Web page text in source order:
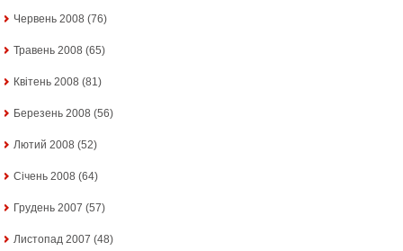
Червень 2008 (76)
Травень 2008 (65)
Квітень 2008 (81)
Березень 2008 (56)
Лютий 2008 (52)
Січень 2008 (64)
Грудень 2007 (57)
Листопад 2007 (48)